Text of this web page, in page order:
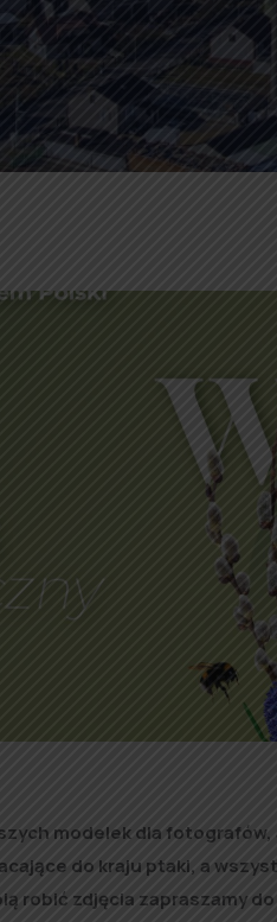
modelek dla
do kraju ptaki, a
robić zdjęcia zapraszamy